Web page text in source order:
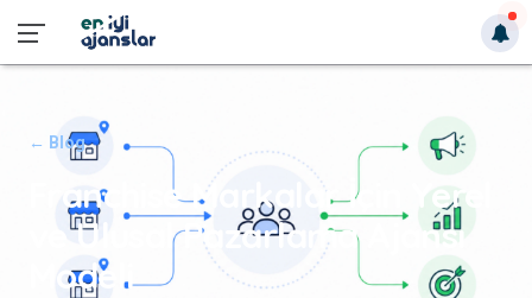
← Blog
Franchise Markalar İçin Yerel
ve Ulusal Pazarlama Ajansı
Modeli